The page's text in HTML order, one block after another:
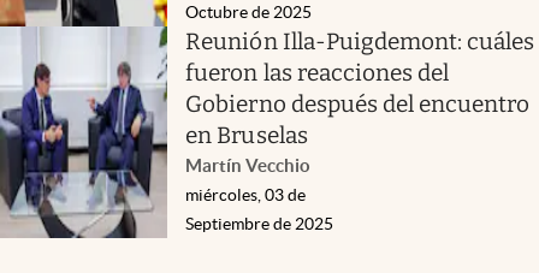
Octubre de 2025
Reunión Illa-Puigdemont: cuáles
fueron las reacciones del
Gobierno después del encuentro
en Bruselas
Martín Vecchio
miércoles, 03 de
Septiembre de 2025